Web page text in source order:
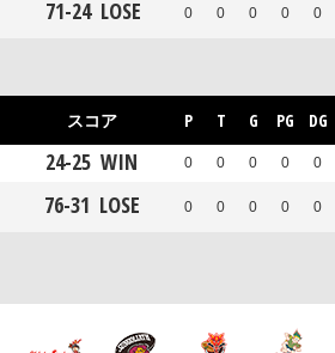
71-24 LOSE 0 0 0 0 0
スコア P T G PG DG
24-25 WIN 0 0 0 0 0
76-31 LOSE 0 0 0 0 0